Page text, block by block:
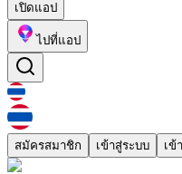
เปิดแอป
ไปที่แอป
สมัครสมาชิก เข้าสู่ระบบ เข้